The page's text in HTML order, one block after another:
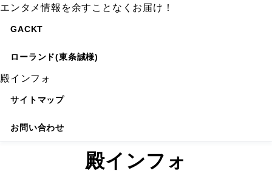
エンタメ情報を余すことなくお届け！
GACKT
ローランド(東条誠様)
殿インフォ
サイトマップ
お問い合わせ
殿インフォ